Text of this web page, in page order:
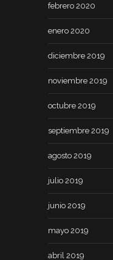
febrero 2020
enero 2020
diciembre 2019
noviembre 2019
octubre 2019
septiembre 2019
agosto 2019
julio 2019
junio 2019
mayo 2019
abril 2019